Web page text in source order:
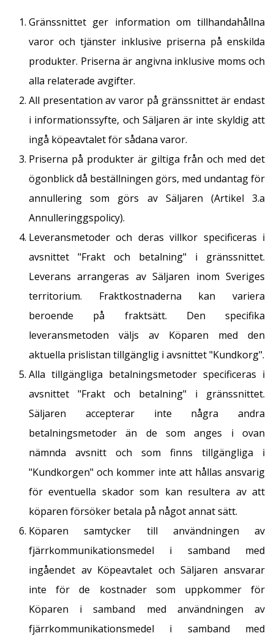
Gränssnittet ger information om tillhandahållna
varor och tjänster inklusive priserna på enskilda
produkter. Priserna är angivna inklusive moms och
alla relaterade avgifter.
All presentation av varor på gränssnittet är endast
i informationssyfte, och Säljaren är inte skyldig att
ingå köpeavtalet för sådana varor.
Priserna på produkter är giltiga från och med det
ögonblick då beställningen görs, med undantag för
annullering som görs av Säljaren (Artikel 3.a
Annulleringgspolicy).
Leveransmetoder och deras villkor specificeras i
avsnittet "Frakt och betalning" i gränssnittet.
Leverans arrangeras av Säljaren inom Sveriges
territorium. Fraktkostnaderna kan variera
beroende på fraktsätt. Den specifika
leveransmetoden väljs av Köparen med den
aktuella prislistan tillgänglig i avsnittet "Kundkorg".
Alla tillgängliga betalningsmetoder specificeras i
avsnittet "Frakt och betalning" i gränssnittet.
Säljaren accepterar inte några andra
betalningsmetoder än de som anges i ovan
nämnda avsnitt och som finns tillgängliga i
"Kundkorgen" och kommer inte att hållas ansvarig
för eventuella skador som kan resultera av att
köparen försöker betala på något annat sätt.
Köparen samtycker till användningen av
fjärrkommunikationsmedel i samband med
ingåendet av Köpeavtalet och Säljaren ansvarar
inte för de kostnader som uppkommer för
Köparen i samband med användningen av
fjärrkommunikationsmedel i samband med